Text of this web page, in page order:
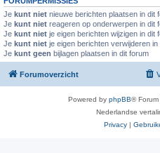
Je kunt niet nieuwe berichten plaatsen in dit
Je kunt niet reageren op onderwerpen in dit
Je kunt niet je eigen berichten wijzigen in dit
Je kunt niet je eigen berichten verwijderen in
Je kunt geen bijlagen plaatsen in dit forum
Forumoverzicht
Powered by phpBB®
Nederlandse
Privacy |